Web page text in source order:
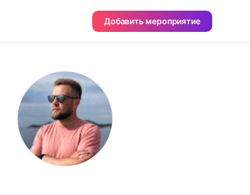
Добавить мероприятие